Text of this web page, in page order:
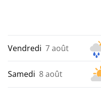
Vendredi 7 août
Samedi 8 août